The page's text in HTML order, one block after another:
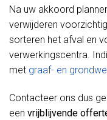
Na uw akkoord
verwijderen
sorteren het afval en
verwerkingscentra.
met graaf- en
Contacteer ons dus
een vrijblijvende